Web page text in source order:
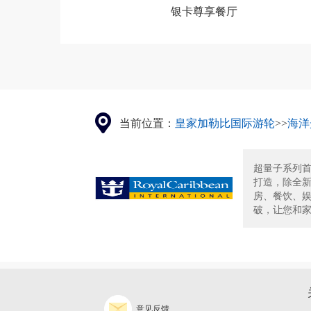
银卡尊享餐厅
当前位置： 皇家加勒比国际游轮>>海
超量子系列
打造，除全
房、餐饮、
破，让您和
意见反馈